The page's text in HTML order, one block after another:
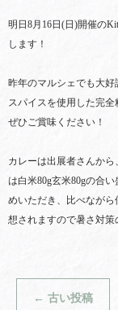
明日8月16日(日)開催の
します！
昨年のマルシェでも大
スパイスを使用した完全
ぜひご賞味ください！
カレーは出展者さんか
は白米80g玄米80gの合
めいただき、比べなが
想されますので暑さ対策
← 古い投稿